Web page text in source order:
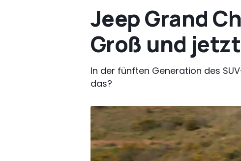
Jeep Grand
Groß und
In der fünften Generation des
das?